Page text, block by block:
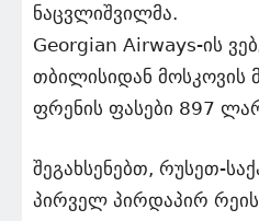
ნაცვლიშვილმა.
Georgian Airways-ის
თბილისიდან მოსკოვის
ფრენის ფასები 897
შეგახსენებთ, რუსეთ-
პირველ პირდაპირ